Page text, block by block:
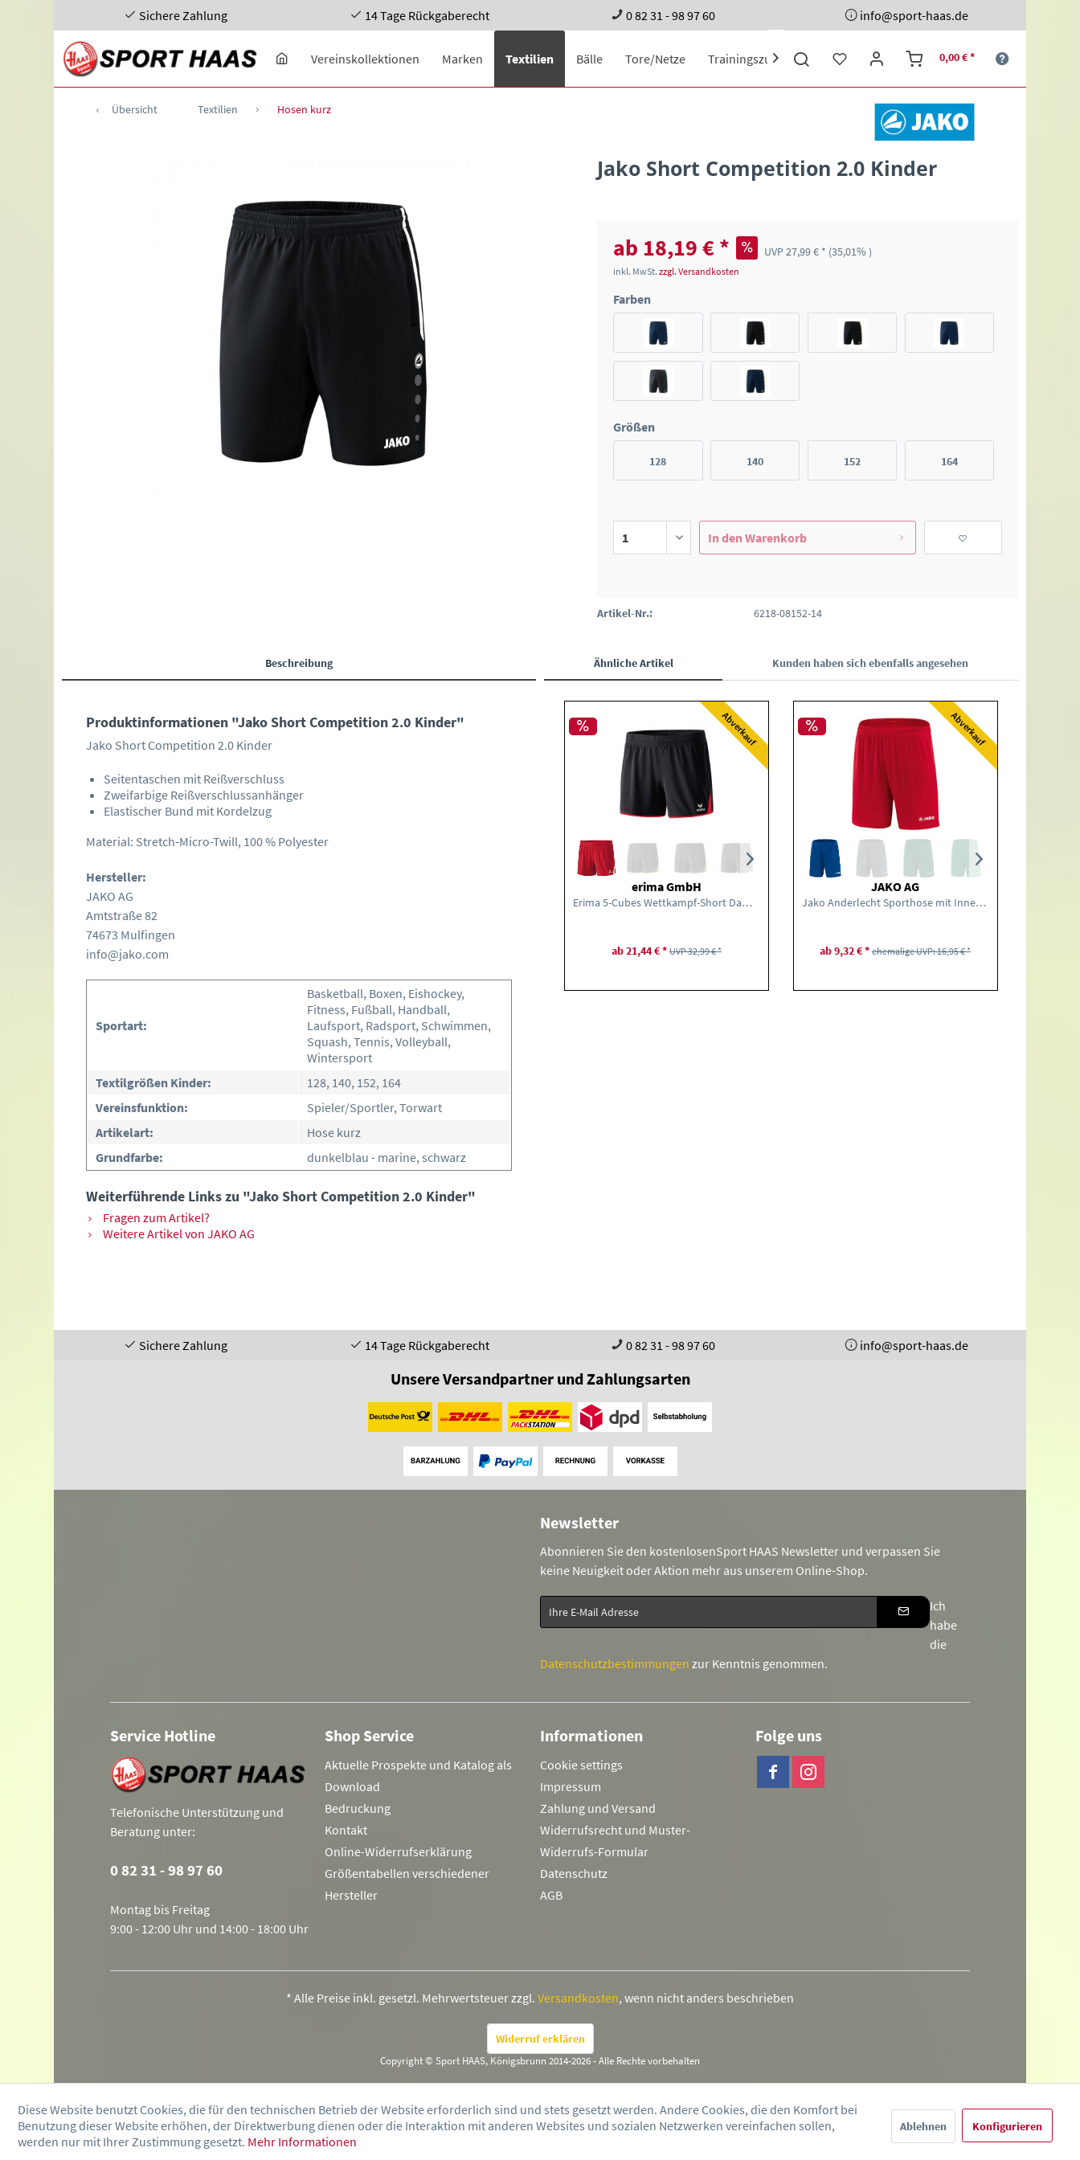
Sichere Zahlung 14 Tage Rückgaberecht 0 82 31 - 98 97 60 info@sport-haas.de
Vereinskollektionen Marken Textilien Bälle Tore/Netze Trainingszubehör Ehrenpreise Sporttaschen
 0,00 € *
Übersicht Textilien Hosen kurz
Jako Short Competition 2.0 Kinder
ab 18,19 € * UVP 27,99 € * (35,01% )
inkl. MwSt.zzgl. Versandkosten
Farben
Größen
128 140 152 164
In den Warenkorb
Artikel-Nr.: 6218-08152-14
Beschreibung
Produktinformationen "Jako Short Competition 2.0 Kinder"
Jako Short Competition 2.0 Kinder
Seitentaschen mit Reißverschluss
Zweifarbige Reißverschlussanhänger
Elastischer Bund mit Kordelzug
Material: Stretch-Micro-Twill, 100 % Polyester
Hersteller:
JAKO AG
Amtstraße 82
74673 Mulfingen
info@jako.com
Sportart:
Basketball, Boxen, Eishockey,
Fitness, Fußball, Handball,
Laufsport, Radsport, Schwimmen,
Squash, Tennis, Volleyball,
Wintersport
Textilgrößen Kinder:
128, 140, 152, 164
Vereinsfunktion:
Spieler/Sportler, Torwart
Artikelart:
Hose kurz
Grundfarbe:
dunkelblau - marine, schwarz
Weiterführende Links zu "Jako Short Competition 2.0 Kinder"
Fragen zum Artikel?
Weitere Artikel von JAKO AG
Ähnliche Artikel Kunden haben sich ebenfalls angesehen
Abverkauf
erima GmbH
Erima 5-Cubes Wettkampf-Short Damen
ab 21,44 € * UVP 32,99 € *
Abverkauf
JAKO AG
Jako Anderlecht Sporthose mit Innenslip
ab 9,32 € * ehemalige UVP: 16,95 € *
Sichere Zahlung 14 Tage Rückgaberecht 0 82 31 - 98 97 60 info@sport-haas.de
Unsere Versandpartner und Zahlungsarten
Newsletter
Abonnieren Sie den kostenlosenSport HAAS Newsletter und verpassen Sie
keine Neuigkeit oder Aktion mehr aus unserem Online-Shop.
Ich
habe
die
Datenschutzbestimmungen zur Kenntnis genommen.
Service Hotline
Telefonische Unterstützung und
Beratung unter:
0 82 31 - 98 97 60
Montag bis Freitag
9:00 - 12:00 Uhr und 14:00 - 18:00 Uhr
Shop Service
Aktuelle Prospekte und Katalog als
Download
Bedruckung
Kontakt
Online-Widerrufserklärung
Größentabellen verschiedener
Hersteller
Informationen
Cookie settings
Impressum
Zahlung und Versand
Widerrufsrecht und Muster-
Widerrufs-Formular
Datenschutz
AGB
Folge uns
* Alle Preise inkl. gesetzl. Mehrwertsteuer zzgl. Versandkosten, wenn nicht anders beschrieben
Widerruf erklären
Copyright © Sport HAAS, Königsbrunn 2014-2026 - Alle Rechte vorbehalten
Diese Website benutzt Cookies, die für den technischen Betrieb der Website erforderlich sind und stets gesetzt werden. Andere Cookies, die den Komfort bei
Benutzung dieser Website erhöhen, der Direktwerbung dienen oder die Interaktion mit anderen Websites und sozialen Netzwerken vereinfachen sollen,
werden nur mit Ihrer Zustimmung gesetzt. Mehr Informationen
Ablehnen Konfigurieren